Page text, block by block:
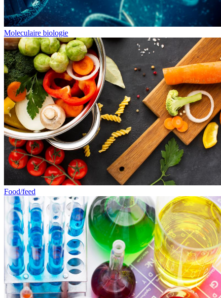
Moleculaire biologie
Food/feed